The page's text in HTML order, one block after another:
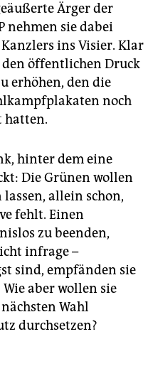
Ärger der
nehmen sie dabei
ins Visier. Klar
öffentlichen Druck
erhöhen, den die
noch
hatten.
hinter dem eine
Die Grünen wollen
allein schon,
fehlt. Einen
zu beenden,
infrage –
sind, empfänden sie
aber wollen sie
Wahl
durchsetzen?